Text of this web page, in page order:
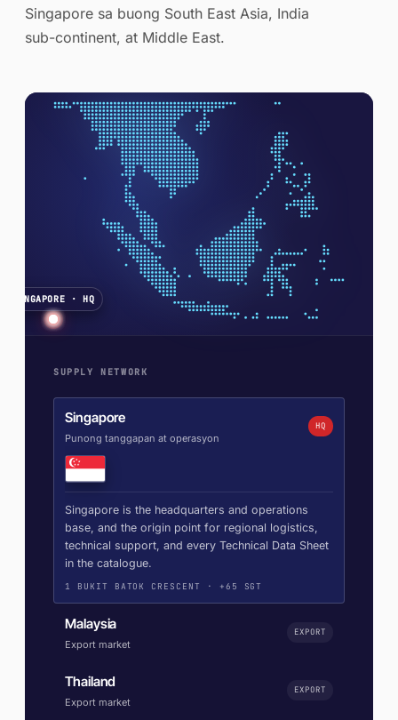
Singapore sa buong South East Asia, India
sub-continent, at Middle East.
SINGAPORE · HQ
SUPPLY NETWORK
Singapore
Punong tanggapan at operasyon
HQ
Singapore is the headquarters and operations
base, and the origin point for regional logistics,
technical support, and every Technical Data Sheet
in the catalogue.
1 BUKIT BATOK CRESCENT · +65 SGT
Malaysia
Export market
EXPORT
Thailand
Export market
EXPORT